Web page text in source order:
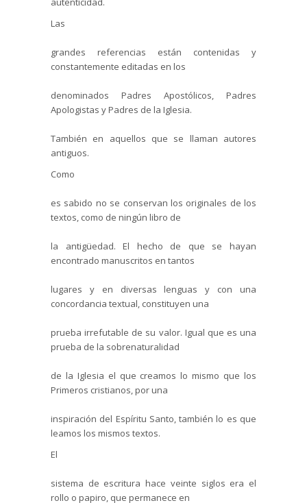
Las
grandes referencias están contenidas y
constantemente editadas en los
denominados Padres Apostólicos, Padres
Apologistas y Padres de la Iglesia.
También en aquellos que se llaman autores
antiguos.
Como
es sabido no se conservan los originales de los
textos, como de ningún libro de
la antigüedad. El hecho de que se hayan
encontrado manuscritos en tantos
lugares y en diversas lenguas y con una
concordancia textual, constituyen una
prueba irrefutable de su valor. Igual que es una
prueba de la sobrenaturalidad
de la Iglesia el que creamos lo mismo que los
Primeros cristianos, por una
inspiración del Espíritu Santo, también lo es que
leamos los mismos textos.
El
sistema de escritura hace veinte siglos era el
rollo o papiro, que permanece en